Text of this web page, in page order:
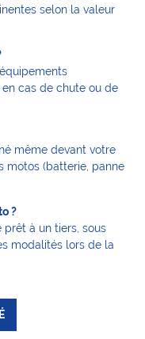
selon la valeur
cas de chute ou de
même devant votre
motos (batterie, panne
?
prêt à un tiers, sous
modalités lors de la